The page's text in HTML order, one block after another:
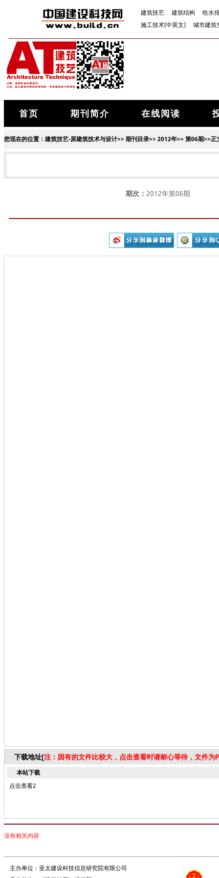
建筑技艺 建筑结构
给水
施工技术(中英文)
城市建筑
首页 期刊简介 在线阅读
您现在的位置： 建筑技艺-原建筑技术与设计>>期刊目录>>2012年>>第06期>>正
期次： 2012年第06期
下载地址[注：因有的文件比较大，点击查看时请耐心等待，文件为
本站下载
点击查看2
没有相关内容
主办单位：亚太建设科技信息研究院有限公司